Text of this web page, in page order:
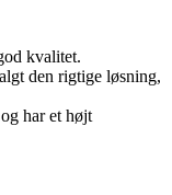
kvalitet.
den rigtige løsning,
har et højt